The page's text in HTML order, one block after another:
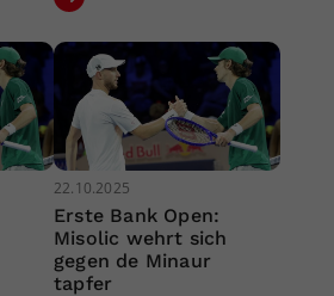
22.10.2025
Erste Bank Open:
Misolic wehrt sich
gegen de Minaur
tapfer